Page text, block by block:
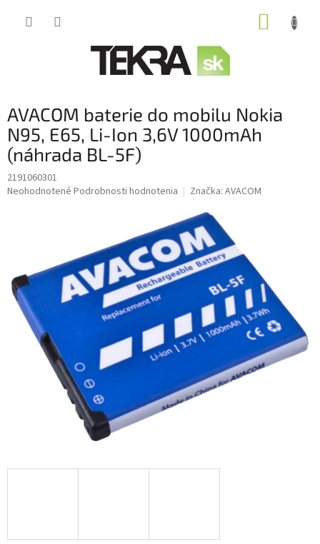
AVACOM baterie do mobilu Nokia
N95, E65, Li-Ion 3,6V 1000mAh
(náhrada BL-5F)
2191060301
Priemerné
hviezdičiek.
Neohodnotené Podrobnosti hodnotenia Značka: AVACOM